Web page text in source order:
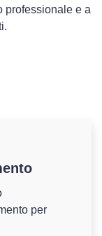
professionale e a
per